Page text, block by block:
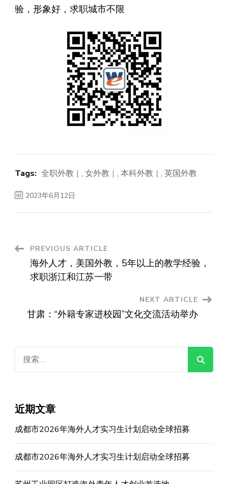
验，形象好，求职城市不限
Tags: 全职外教 , 女外教 , 本科外教 , 英国外教
2023年6月12日
Post
Navigation
PREVIOUS ARTICLE
海外人才，美国外教，5年以上的教学经验，
求职浙江和江苏一带
NEXT ARTICLE
甘肃：“外籍专家进校园”文化交流活动举办
索：
近期文章
成都市2026年海外人才实习生计划启动全球招募
成都市2026年海外人才实习生计划启动全球招募